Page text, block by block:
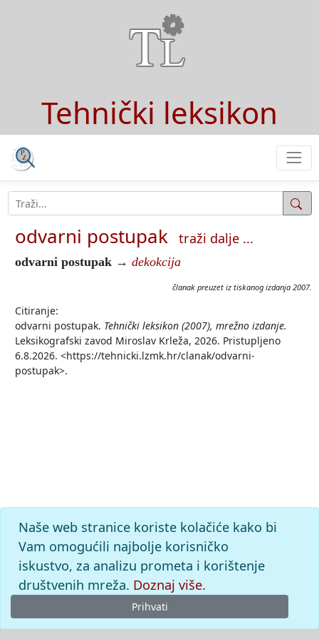
Tehnički leksikon
odvarni postupak traži dalje ...
odvarni postupak → dekokcija
članak preuzet iz tiskanog izdanja 2007.
Citiranje:
odvarni postupak. Tehnički leksikon (2007), mrežno izdanje.
Leksikografski zavod Miroslav Krleža, 2026. Pristupljeno
6.8.2026. <https://tehnicki.lzmk.hr/clanak/odvarni-
postupak>.
Naše web stranice koriste kolačiće kako bi
Vam omogućili najbolje korisničko
iskustvo, za analizu prometa i korištenje
društvenih mreža. Doznaj više.
Prihvati
© 2026Leksikografski zavodMiroslav Krleža